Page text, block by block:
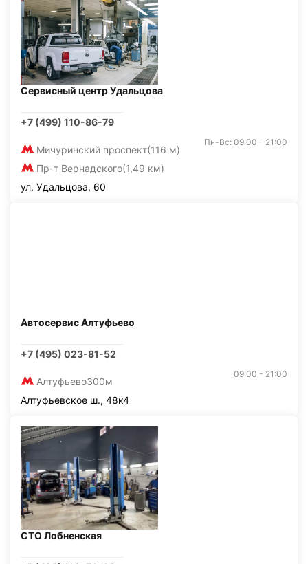
Сервисный центр Удальцова
+7 (499) 110-86-79
Мичуринский проспект(116 м)
Пр-т Вернадского(1,49 км)
Пн-Вс: 09:00 - 21:00
ул. Удальцова, 60
Автосервис Алтуфьево
+7 (495) 023-81-52
Алтуфьево300м
09:00 - 21:00
Алтуфьевское ш., 48к4
СТО Лобненская